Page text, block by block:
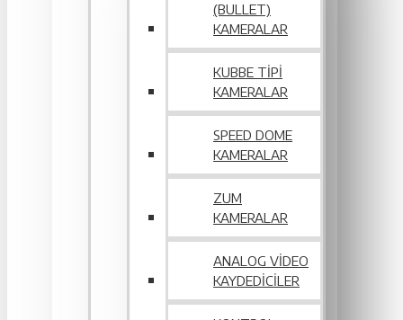
(BULLET)
KAMERALAR
KUBBE TIPI
KAMERALAR
SPEED DOME
KAMERALAR
ZUM
KAMERALAR
ANALOG VIDEO
KAYDEDICILER